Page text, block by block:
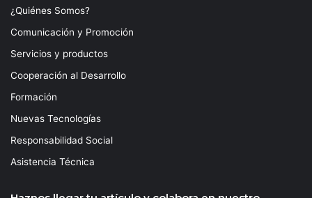
¿Quiénes Somos?
Comunicación y Promoción
Servicios y productos
Cooperación al Desarrollo
Formación
Nuevas Tecnologías
Responsabilidad Social
Asistencia Técnica